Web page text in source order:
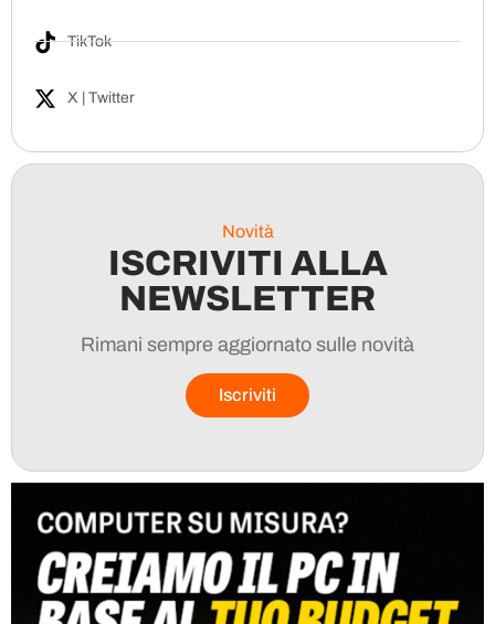
TikTok
X | Twitter
Novità
ISCRIVITI ALLA
NEWSLETTER
Rimani sempre aggiornato sulle novità
Iscriviti